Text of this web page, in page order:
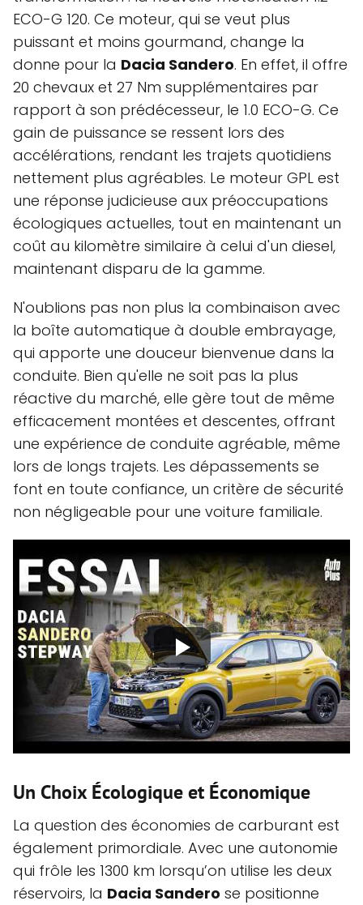
ECO-G 120. Ce moteur, qui se veut plus
puissant et moins gourmand, change la
donne pour la Dacia Sandero. En effet, il offre
20 chevaux et 27 Nm supplémentaires par
rapport à son prédécesseur, le 1.0 ECO-G. Ce
gain de puissance se ressent lors des
accélérations, rendant les trajets quotidiens
nettement plus agréables. Le moteur GPL est
une réponse judicieuse aux préoccupations
écologiques actuelles, tout en maintenant un
coût au kilomètre similaire à celui d'un diesel,
maintenant disparu de la gamme.
N'oublions pas non plus la combinaison avec
la boîte automatique à double embrayage,
qui apporte une douceur bienvenue dans la
conduite. Bien qu'elle ne soit pas la plus
réactive du marché, elle gère tout de même
efficacement montées et descentes, offrant
une expérience de conduite agréable, même
lors de longs trajets. Les dépassements se
font en toute confiance, un critère de sécurité
non négligeable pour une voiture familiale.
Un Choix Écologique et Économique
La question des économies de carburant est
également primordiale. Avec une autonomie
qui frôle les 1300 km lorsqu’on utilise les deux
réservoirs, la Dacia Sandero se positionne